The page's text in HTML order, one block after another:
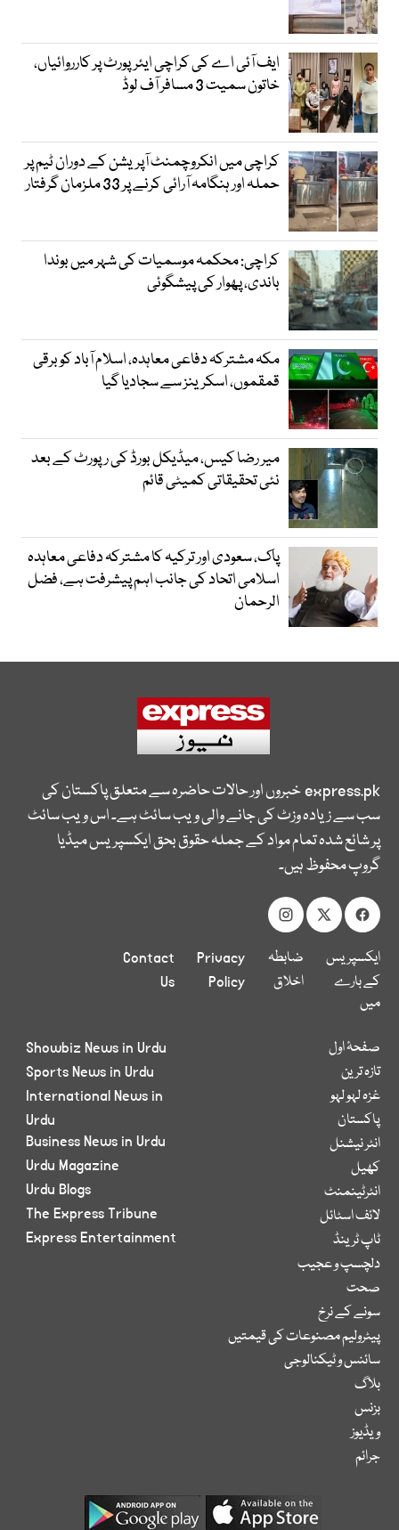
ایف آئی اے کی کراچی ایئرپورٹ پر کارروائیاں،
خاتون سمیت 3 مسافر آف لوڈ
کراچی میں انکروچمنٹ آپریشن کے دوران ٹیم پر
حملہ اور ہنگامہ آرائی کرنے پر 33 ملزمان گرفتار
کراچی: محکمہ موسمیات کی شہر میں بوندا
باندی، پھوار کی پیشگوئی
مکہ مشترکہ دفاعی معاہدہ، اسلام آباد کو برقی
قمقموں، اسکرینز سے سجادیا گیا
میر رضا کیس، میڈیکل بورڈ کی رپورٹ کے بعد
نئی تحقیقاتی کمیٹی قائم
پاک، سعودی اور ترکیہ کا مشترکہ دفاعی معاہدہ
اسلامی اتحاد کی جانب اہم پیشرفت ہے، فضل
الرحمان
express.pkخبروں اور حالات حاضرہ سے متعلق پاکستان کی
سب سے زیادہ وزٹ کی جانے والی ویب سائٹ ہے۔ اس ویب سائٹ
پر شائع شدہ تمام مواد کے جملہ حقوق بحق ایکسپریس میڈیا
گروپ محفوظ ہیں۔
ایکسپریس
کے بارے
میں
ضابطہ
اخلاق
Privacy
Policy
Contact
Us
صفحۂ اول
تازہ ترین
غزہ لہو لہو
پاکستان
انٹر نیشنل
کھیل
انٹرٹینمنٹ
لائف اسٹائل
ٹاپ ٹرینڈ
دلچسپ و عجیب
صحت
سونے کے نرخ
پیٹرولیم مصنوعات کی قیمتیں
سائنس و ٹیکنالوجی
بلاگ
بزنس
ویڈیوز
جرائم
Showbiz News in Urdu
Sports News in Urdu
International News in
Urdu
Business News in Urdu
Urdu Magazine
Urdu Blogs
The Express Tribune
Express Entertainment